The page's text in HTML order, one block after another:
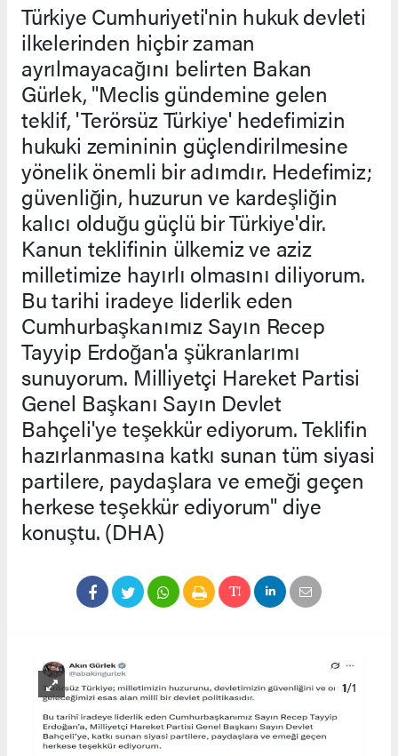
Türkiye Cumhuriyeti'nin hukuk devleti
ilkelerinden hiçbir zaman
ayrılmayacağını belirten Bakan
Gürlek, "Meclis gündemine gelen
teklif, 'Terörsüz Türkiye' hedefimizin
hukuki zemininin güçlendirilmesine
yönelik önemli bir adımdır. Hedefimiz;
güvenliğin, huzurun ve kardeşliğin
kalıcı olduğu güçlü bir Türkiye'dir.
Kanun teklifinin ülkemiz ve aziz
milletimize hayırlı olmasını diliyorum.
Bu tarihi iradeye liderlik eden
Cumhurbaşkanımız Sayın Recep
Tayyip Erdoğan'a şükranlarımı
sunuyorum. Milliyetçi Hareket Partisi
Genel Başkanı Sayın Devlet
Bahçeli'ye teşekkür ediyorum. Teklifin
hazırlanmasına katkı sunan tüm siyasi
partilere, paydaşlara ve emeği geçen
herkese teşekkür ediyorum" diye
konuştu. (DHA)
1/1